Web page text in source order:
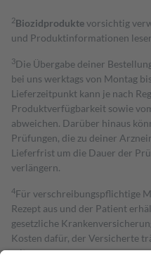
2Biozidproduktevorsichtig
und Produktinformationen
3Die Übergabe deiner
bei uns werktags von Montag
Lieferzeitpunkt kann je nach
Produktverfügbarkeit sowie
abweichen. Darüber hinaus
Prüfungen, die zu deiner
Lieferfrist um die Dauer der
verlängern.
4Für verschreibungspflichtige
Rezept aus und der Patient
gesetzliche
Kosten dafür, der Versicherte
mit.